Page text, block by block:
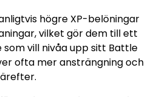
högre XP-belöningar
vilket gör dem till ett
vill nivåa upp sitt Battle
ofta mer ansträngning och